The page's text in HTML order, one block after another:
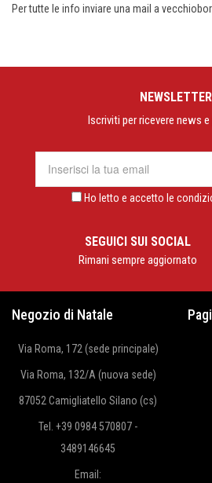
Per tutte le info inviare una mail a
NEWSLETTER
Iscriviti per ricevere news
Ho letto e accetto le
SEGUICI SUI SOCIAL
Rimani sempre aggiornato
Negozio di Natale
Via Roma, 172 (sede principale)
Via Roma, 132/A (nuova sede)
87052 Camigliatello Silano (cs)
Tel. +39 0984 570807 -
3489146645
Email: